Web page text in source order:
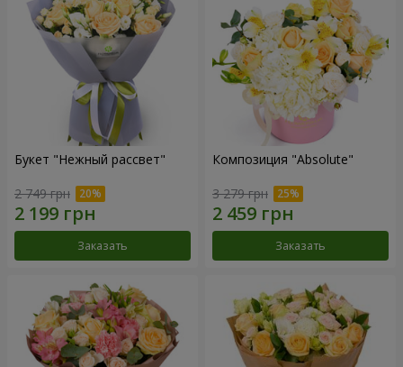
Букет "Нежный рассвет"
2 749 грн
Заказать
Композиция "Absolute"
3 279 грн
Заказать